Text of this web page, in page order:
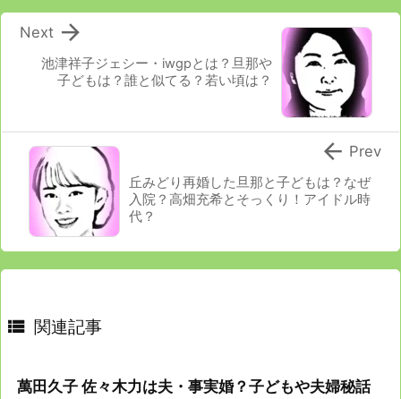
池津祥子ジェシー・iwgpとは？旦那や
子どもは？誰と似てる？若い頃は？

Next
丘みどり再婚した旦那と子どもは？なぜ
入院？高畑充希とそっくり！アイドル時
代？
 Prev
 関連記事
萬田久子 佐々木力は夫・事実婚？子どもや夫婦秘話